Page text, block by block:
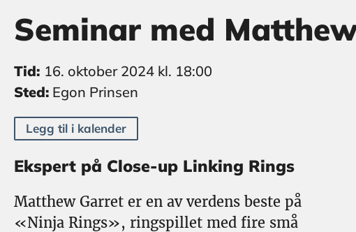
Seminar med
Tid: 16. oktober 2024 kl. 18:00
Sted: Egon Prinsen
Legg til i kalender
Ekspert på Close-up Linking Rings
Matthew Garret er en av verdens beste på
«Ninja Rings», ringspillet med fire små